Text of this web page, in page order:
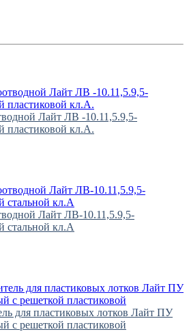
Лайт ЛВ -10.11,5.9,5-
пластиковой кл.А.
Лайт ЛВ-10.11,5.9,5-
стальной кл.А
для пластиковых лотков Лайт ПУ
с решеткой пластиковой